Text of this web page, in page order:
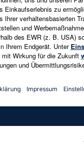
und aktuelle Trends,
Als Dankeschön
Abmeldung ist jederzeit in